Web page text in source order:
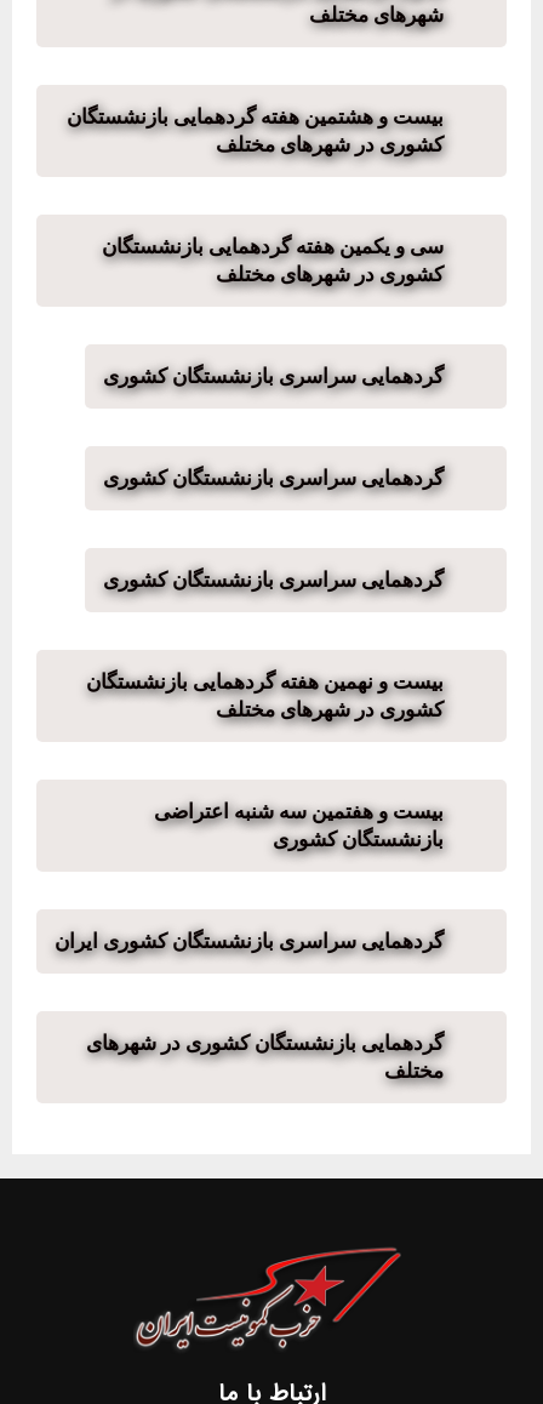
شهرهای مختلف
بیست و هشتمین هفته گردهمایی بازنشستگان
کشوری در شهرهای مختلف
سی و یکمین هفته گردهمایی بازنشستگان
کشوری در شهرهای مختلف
گردهمایی سراسری بازنشستگان کشوری
گردهمایی سراسری بازنشستگان کشوری
گردهمایی سراسری بازنشستگان کشوری
بیست و نهمین هفته گردهمایی بازنشستگان
کشوری در شهرهای مختلف
بیست و هفتمین سه شنبه اعتراضی
بازنشستگان کشوری
گردهمایی سراسری بازنشستگان کشوری ایران
گردهمایی بازنشستگان کشوری در شهرهای
مختلف
ارتباط با ما